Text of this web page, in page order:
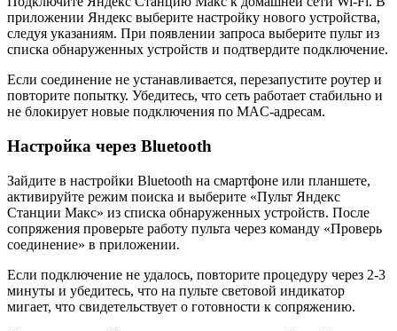
приложении Яндекс выберите настройку нового устройства,
следуя указаниям. При появлении запроса выберите пульт из
списка обнаруженных устройств и подтвердите подключение.
Если соединение не устанавливается, перезапустите роутер и
повторите попытку. Убедитесь, что сеть работает стабильно и
не блокирует новые подключения по MAC-адресам.
Настройка через Bluetooth
Зайдите в настройки Bluetooth на смартфоне или планшете,
активируйте режим поиска и выберите «Пульт Яндекс
Станции Макс» из списка обнаруженных устройств. После
сопряжения проверьте работу пульта через команду «Проверь
соединение» в приложении.
Если подключение не удалось, повторите процедуру через 2-3
минуты и убедитесь, что на пульте световой индикатор
мигает, что свидетельствует о готовности к сопряжению.